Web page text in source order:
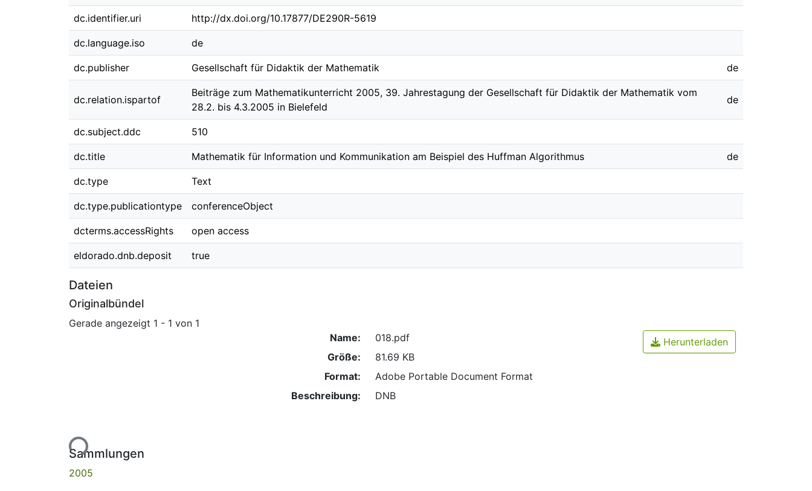
dc.identifier.uri http://dx.doi.org/10.17877/DE290R-5619
dc.language.iso de
dc.publisher Gesellschaft für Didaktik der Mathematik de
dc.relation.ispartof
Beiträge zum Mathematikunterricht 2005, 39. Jahrestagung der Gesellschaft für Didaktik der Mathematik vom
28.2. bis 4.3.2005 in Bielefeld
de
dc.subject.ddc 510
dc.title Mathematik für Information und Kommunikation am Beispiel des Huffman Algorithmus de
dc.type Text
dc.type.publicationtype conferenceObject
dcterms.accessRights open access
eldorado.dnb.deposit true
Dateien
Originalbündel
Gerade angezeigt 1 - 1 von 1
Lade...
Name:
018.pdf
Größe:
81.69 KB
Format:
Adobe Portable Document Format
Beschreibung:
DNB
Herunterladen
Sammlungen
2005